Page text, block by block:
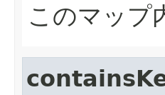
このマップ